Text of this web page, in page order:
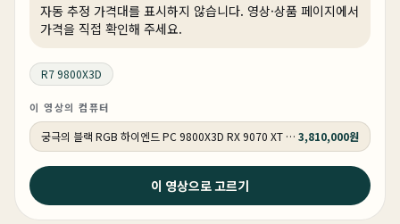
자동 추정 가격대를 표시하지 않습니다. 영상·상품 페이지에서
가격을 직접 확인해 주세요.
R7 9800X3D
이 영상의 컴퓨터
궁극의 블랙 RGB 하이엔드 PC 9800X3D RX 9070 XT HY271 3,810,000원
이 영상으로 고르기
2026년 5월 8일
아무나 못사는 65만원짜리 끝판대장! 그래도 메모리보다
는 싸다 ㅎ